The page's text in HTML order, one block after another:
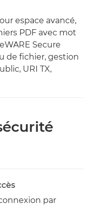
espace avancé,
PDF avec mot
Secure
de fichier, gestion
URI TX,
par